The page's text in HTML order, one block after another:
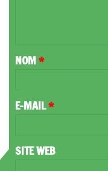
A
R
NOM*
E-MAIL*
SITE WEB